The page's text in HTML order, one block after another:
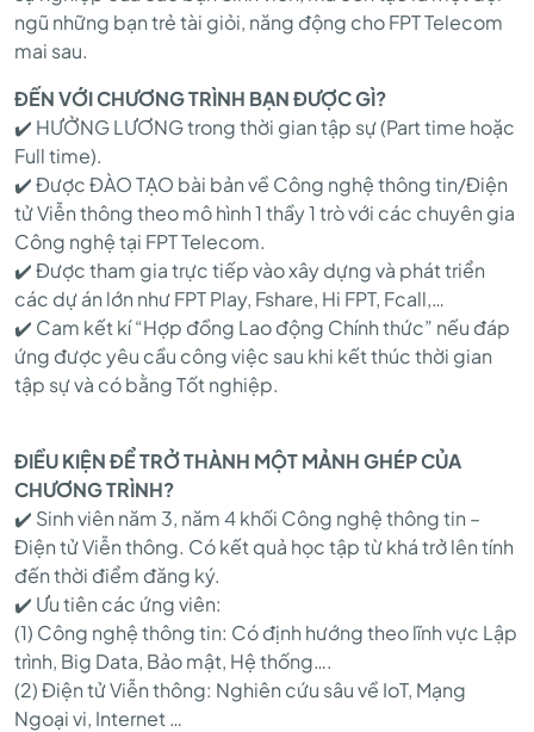
SINH
VIÊN
KHỐI
KỸ
THUẬT
TẠI
FPT
TELECOM
ngũ những bạn trẻ tài giỏi, năng động cho FPT Telecom
mai sau.
ĐẾN VỚI CHƯƠNG TRÌNH BẠN ĐƯỢC GÌ?
✔️ HƯỞNG LƯƠNG trong thời gian tập sự (Part time hoặc
Full time).
✔️ Được ĐÀO TẠO bài bản về Công nghệ thông tin/Điện
tử Viễn thông theo mô hình 1 thầy 1 trò với các chuyên gia
Công nghệ tại FPT Telecom.
✔️ Được tham gia trực tiếp vào xây dựng và phát triển
các dự án lớn như FPT Play, Fshare, Hi FPT, Fcall,…
✔️ Cam kết kí “Hợp đồng Lao động Chính thức” nếu đáp
ứng được yêu cầu công việc sau khi kết thúc thời gian
tập sự và có bằng Tốt nghiệp.
ĐIỀU KIỆN ĐỂ TRỞ THÀNH MỘT MẢNH GHÉP CỦA
CHƯƠNG TRÌNH?
✔️ Sinh viên năm 3, năm 4 khối Công nghệ thông tin –
Điện tử Viễn thông. Có kết quả học tập từ khá trở lên tính
đến thời điểm đăng ký.
✔️ Ưu tiên các ứng viên:
(1) Công nghệ thông tin: Có định hướng theo lĩnh vực Lập
trình, Big Data, Bảo mật, Hệ thống….
(2) Điện tử Viễn thông: Nghiên cứu sâu về IoT, Mạng
Ngoại vi, Internet …